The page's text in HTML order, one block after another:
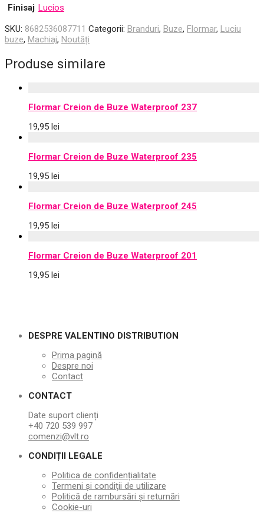
Finisaj Lucios
SKU: 8682536087711 Categorii: Branduri, Buze, Flormar, Luciu
buze, Machiaj, Noutăți
Produse similare
Flormar Creion de Buze Waterproof 237
19,95 lei
Flormar Creion de Buze Waterproof 235
19,95 lei
Flormar Creion de Buze Waterproof 245
19,95 lei
Flormar Creion de Buze Waterproof 201
19,95 lei
DESPRE VALENTINO DISTRIBUTION
Prima pagină
Despre noi
Contact
CONTACT
Date suport clienți
+40 720 539 997
comenzi@vlt.ro
CONDIȚII LEGALE
Politica de confidențialitate
Termeni și condiții de utilizare
Politică de rambursări și returnări
Cookie-uri